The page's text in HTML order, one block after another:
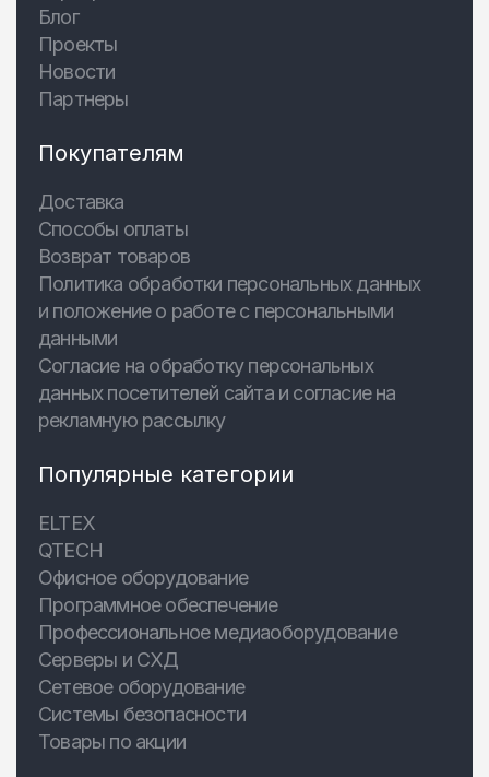
Блог
Проекты
Новости
Партнеры
Покупателям
Доставка
Способы оплаты
Возврат товаров
Политика обработки персональных данных
и положение о работе с персональными
данными
Согласие на обработку персональных
данных посетителей сайта и согласие на
рекламную рассылку
Популярные категории
ELTEX
QTECH
Офисное оборудование
Программное обеспечение
Профессиональное медиаоборудование
Серверы и СХД
Сетевое оборудование
Системы безопасности
Товары по акции